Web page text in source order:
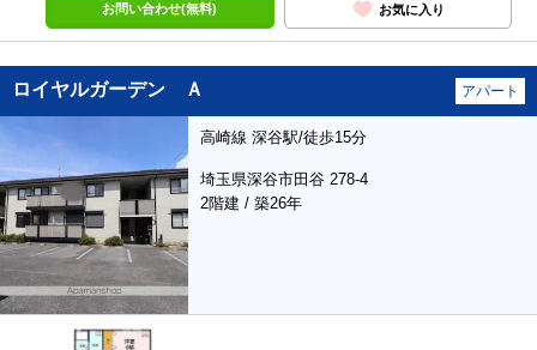
お問い合わせ(無料) お気に入り
ロイヤルガーデン Ａ アパート
高崎線 深谷駅/徒歩15分
埼玉県深谷市田谷 278-4
2階建 / 築26年